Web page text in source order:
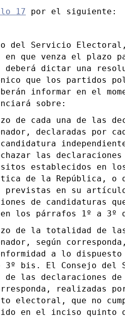
17 por el siguiente:
Servicio Electoral,
que venza el plazo
dictar una
que los partidos
informar en el
sobre:
de cada una de las
declaradas por
las declaraciones
establecidos en
de la República, o
previstas en su artículo
de candidaturas
los párrafos 1º a
de la totalidad de las
según
a lo
bis. El Consejo del
las declaraciones de
realizadas
electoral, que no
en el inciso quinto